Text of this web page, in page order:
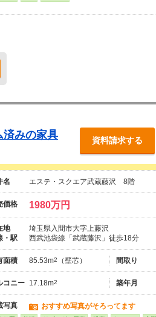
済みの家具
資料請求する
名 エステ・スクエア武蔵藤沢 8階
価格 1980万円
地
埼玉県入間市大字上藤沢
・駅
西武池袋線「武蔵藤沢」徒歩18分
面積 85.53m2 （壁芯） 間取り
コニー 17.18m2 築年月
写真 おすすめ写真がそろってます